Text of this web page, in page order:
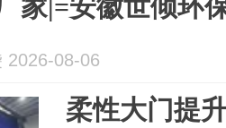
家|=安徽世倾环
2026-08-06
柔性大门提